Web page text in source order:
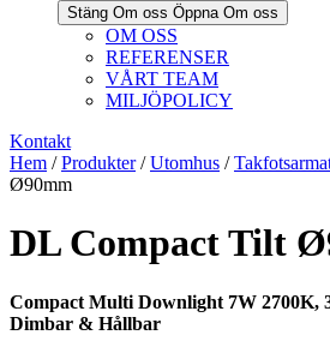
Stäng Om oss Öppna Om oss
OM OSS
REFERENSER
VÅRT TEAM
MILJÖPOLICY
Kontakt
Hem /Produkter/Utomhus /
Ø90mm
DL Compact Tilt
Compact Multi Downlight 7W 2700K,
Dimbar & Hållbar